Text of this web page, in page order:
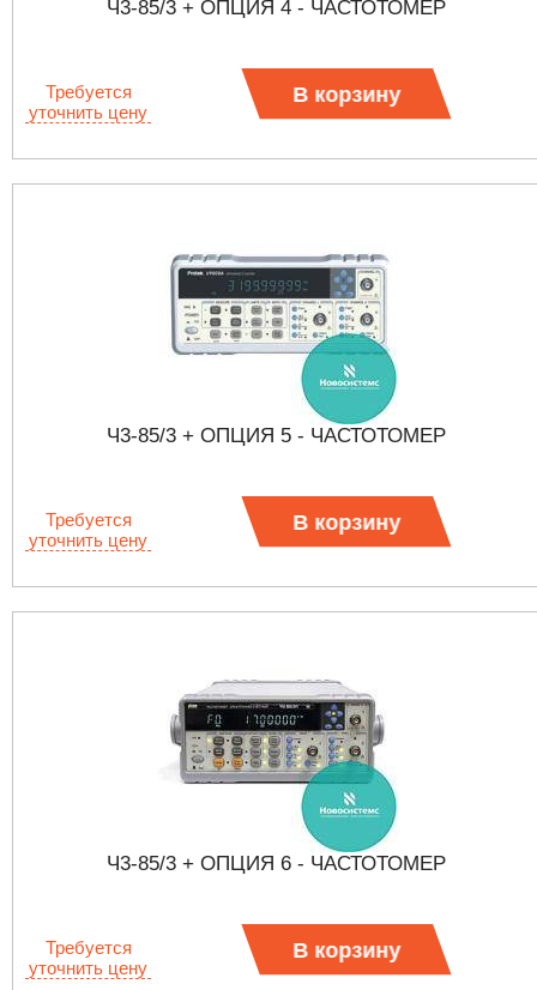
Ч3-85/3 + ОПЦИЯ 4 - ЧАСТОТОМЕР
Требуется
уточнить цену
В корзину
Ч3-85/3 + ОПЦИЯ 5 - ЧАСТОТОМЕР
Требуется
уточнить цену
В корзину
Ч3-85/3 + ОПЦИЯ 6 - ЧАСТОТОМЕР
Требуется
уточнить цену
В корзину